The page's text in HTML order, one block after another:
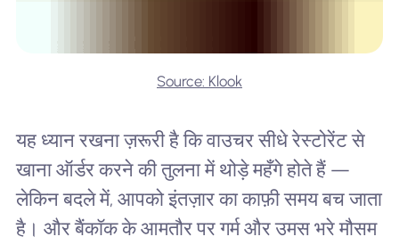
Source: Klook
यह ध्यान रखना ज़रूरी है कि वाउचर सीधे रेस्टोरेंट से
खाना ऑर्डर करने की तुलना में थोड़े महँगे होते हैं —
लेकिन बदले में, आपको इंतज़ार का काफ़ी समय बच जाता
है। और बैंकॉक के आमतौर पर गर्म और उमस भरे मौसम